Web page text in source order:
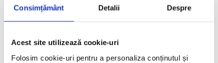
Consimțământ Detalii Despre
Acest site utilizează cookie-uri
Folosim cookie-uri pentru a personaliza conținutul și